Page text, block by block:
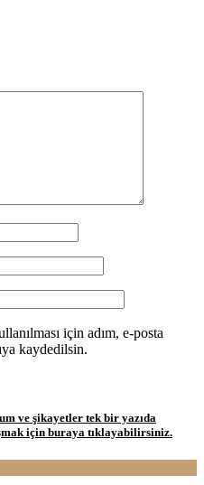
için adım, e-posta
kaydedilsin.
ve şikayetler tek bir yazıda
için buraya tıklayabilirsiniz.